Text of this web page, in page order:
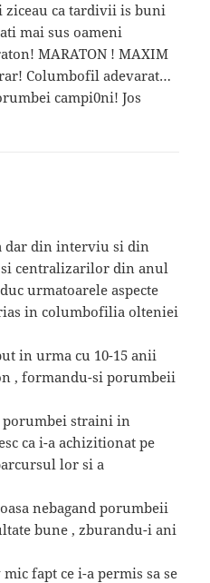
ziceau ca tardivii is buni
mai sus oameni
MARATON ! MAXIM
Columbofil adevarat…
campi0ni! Jos
dar din interviu si din
centralizarilor din anul
urmatoarele aspecte
in columbofilia olteniei
in urma cu 10-15 anii
, formandu-si porumbeii
straini in
ca i-a achizitionat pe
lor si a
nebagand porumbeii
bune , zburandu-i ani
fapt ce i-a permis sa se